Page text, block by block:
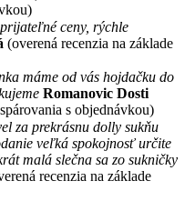
ceny, rýchle
(overená recenzia na základe
máme od vás hojdačku do
Romanovic Dosti
s objednávkou)
za prekrásnu dolly sukňu
veľká spokojnosť určite
malá slečna sa zo sukničky
recenzia na základe